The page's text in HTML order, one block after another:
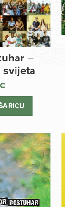
–
svijeta
€